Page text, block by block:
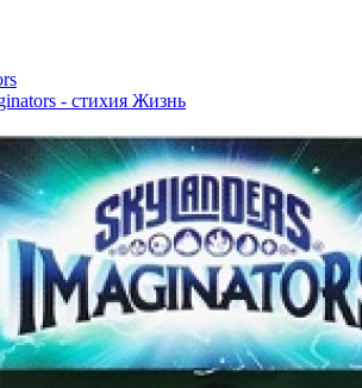
- стихия Жизнь